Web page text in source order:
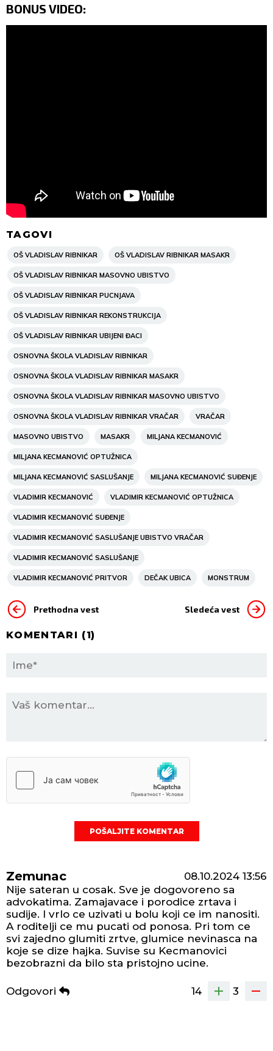
BONUS VIDEO:
TAGOVI
OŠ VLADISLAV RIBNIKAR OŠ VLADISLAV RIBNIKAR MASAKR
OŠ VLADISLAV RIBNIKAR MASOVNO UBISTVO
OŠ VLADISLAV RIBNIKAR PUCNJAVA
OŠ VLADISLAV RIBNIKAR REKONSTRUKCIJA
OŠ VLADISLAV RIBNIKAR UBIJENI ĐACI
OSNOVNA ŠKOLA VLADISLAV RIBNIKAR
OSNOVNA ŠKOLA VLADISLAV RIBNIKAR MASAKR
OSNOVNA ŠKOLA VLADISLAV RIBNIKAR MASOVNO UBISTVO
OSNOVNA ŠKOLA VLADISLAV RIBNIKAR VRAČAR VRAČAR
MASOVNO UBISTVO MASAKR MILJANA KECMANOVIĆ
MILJANA KECMANOVIĆ OPTUŽNICA
MILJANA KECMANOVIĆ SASLUŠANJE MILJANA KECMANOVIĆ SUĐENJE
VLADIMIR KECMANOVIĆ VLADIMIR KECMANOVIĆ OPTUŽNICA
VLADIMIR KECMANOVIĆ SUĐENJE
VLADIMIR KECMANOVIĆ SASLUŠANJE UBISTVO VRAČAR
VLADIMIR KECMANOVIĆ SASLUŠANJE
VLADIMIR KECMANOVIĆ PRITVOR DEČAK UBICA MONSTRUM
Prethodna vest Sledeća vest
KOMENTARI (1)
POŠALJITE KOMENTAR
Zemunac 08.10.2024 13:56
Nije sateran u cosak. Sve je dogovoreno sa
advokatima. Zamajavace i porodice zrtava i
sudije. I vrlo ce uzivati u bolu koji ce im nanositi.
A roditelji ce mu pucati od ponosa. Pri tom ce
svi zajedno glumiti zrtve, glumice nevinasca na
koje se dize hajka. Suvise su Kecmanovici
bezobrazni da bilo sta pristojno ucine.
Odgovori 14 3